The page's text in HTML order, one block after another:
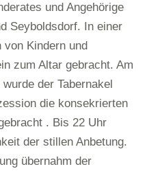
und Angehörige
Seyboldsdorf. In einer
von Kindern und
zum Altar gebracht. Am
der Tabernakel
die konsekrierten
. Bis 22 Uhr
der stillen Anbetung.
übernahm der